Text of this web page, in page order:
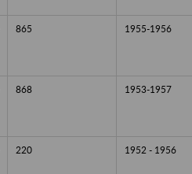
865 1955-1956
868 1953-1957
220 1952 - 1956